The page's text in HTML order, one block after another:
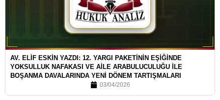
AV. ELİF ESKİN YAZDI: 12. YARGI PAKETİNİN EŞİĞİNDE
YOKSULLUK NAFAKASI VE AİLE ARABULUCULUĞU İLE
BOŞANMA DAVALARINDA YENİ DÖNEM TARTIŞMALARI
03/04/2026